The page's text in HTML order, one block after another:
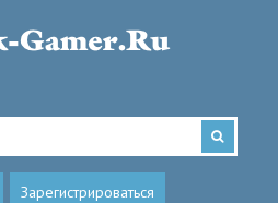
Зарегистрироваться